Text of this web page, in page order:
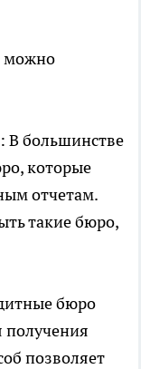
можно
В большинстве
которые
отчетам.
такие бюро,
бюро
получения
позволяет